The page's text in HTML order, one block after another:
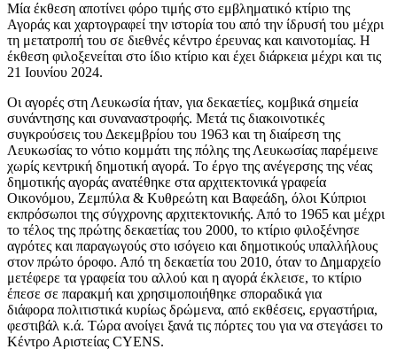
Μία έκθεση αποτίνει φόρο τιμής στο εμβληματικό κτίριο της
Αγοράς και χαρτογραφεί την ιστορία του από την ίδρυσή του μέχρι
τη μετατροπή του σε διεθνές κέντρο έρευνας και καινοτομίας. Η
έκθεση φιλοξενείται στο ίδιο κτίριο και έχει διάρκεια μέχρι και τις
21 Ιουνίου 2024.
Οι αγορές στη Λευκωσία ήταν, για δεκαετίες, κομβικά σημεία
συνάντησης και συναναστροφής. Μετά τις διακοινοτικές
συγκρούσεις του Δεκεμβρίου του 1963 και τη διαίρεση της
Λευκωσίας το νότιο κομμάτι της πόλης της Λευκωσίας παρέμεινε
χωρίς κεντρική δημοτική αγορά. Το έργο της ανέγερσης της νέας
δημοτικής αγοράς ανατέθηκε στα αρχιτεκτονικά γραφεία
Οικονόμου, Ζεμπύλα & Κυθρεώτη και Βαφεάδη, όλοι Κύπριοι
εκπρόσωποι της σύγχρονης αρχιτεκτονικής. Από το 1965 και μέχρι
το τέλος της πρώτης δεκαετίας του 2000, το κτίριο φιλοξένησε
αγρότες και παραγωγούς στο ισόγειο και δημοτικούς υπαλλήλους
στον πρώτο όροφο. Από τη δεκαετία του 2010, όταν το Δημαρχείο
μετέφερε τα γραφεία του αλλού και η αγορά έκλεισε, το κτίριο
έπεσε σε παρακμή και χρησιμοποιήθηκε σποραδικά για
διάφορα πολιτιστικά κυρίως δρώμενα, από εκθέσεις, εργαστήρια,
φεστιβάλ κ.ά. Τώρα ανοίγει ξανά τις πόρτες του για να στεγάσει το
Κέντρο Αριστείας CYENS.